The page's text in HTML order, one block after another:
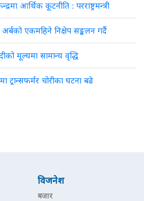
आर्थिक कूटनीति : परराष्ट्रमन्त्री
एकमहिने निक्षेप सङ्कलन गर्दै
मूल्यमा सामान्य वृद्धि
ट्रान्सफर्मर चोरीका घटना बढे
विजनेश
बजार